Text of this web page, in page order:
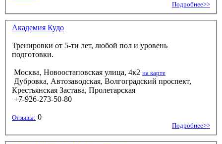
Подробнее>>
Академия Кудо
Тренировки от 5-ти лет, любой пол и уровень
подготовки.
Москва, Новоостаповская улица, 4к2 на карте
Дубровка, Автозаводская, Волгоградский проспект,
Крестьянская Застава, Пролетарская
+7-926-273-50-80
Отзывы: 0
Подробнее>>